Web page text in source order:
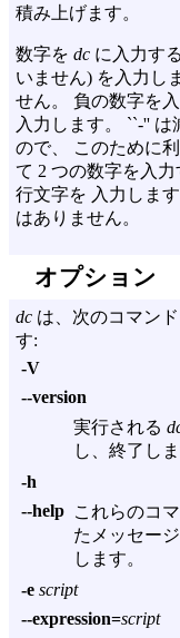
積み上げます。
数字を dc に入力す
いません) を入力し
せん。 負の数字を
入力します。 ``-''
ので、 このために
て 2 つの数字を入
行文字を 入力しま
はありません。
オプション
dc は、次のコマン
す:
-V
--version
実行される
し、終了しま
-h
--help これらのコ
たメッセー
します。
-e script
--expression=script